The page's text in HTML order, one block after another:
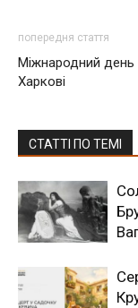
попередня стаття
Міжнародний день
Харкові
СТАТТІ ПО ТЕМІ